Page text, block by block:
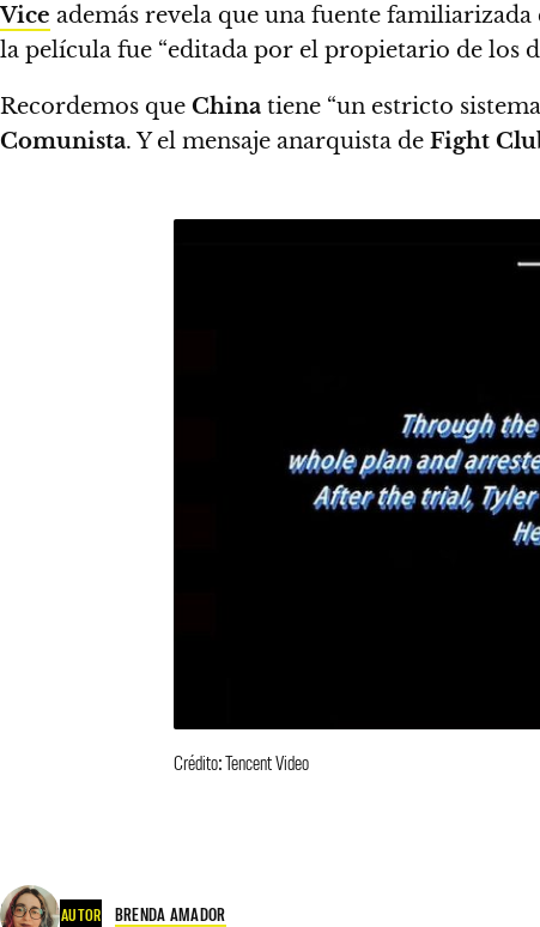
Vice además revela que una fuente
la película fue “editada por el propietario de los
Recordemos que China tiene “un estricto
Comunista. Y el mensaje anarquista de Fight
Crédito: Tencent Video
AUTOR BRENDA AMADOR